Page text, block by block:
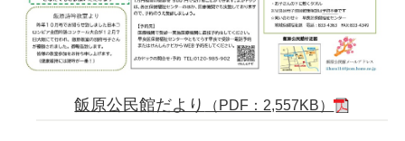
飯原公民館だより （PDF：2,557KB）